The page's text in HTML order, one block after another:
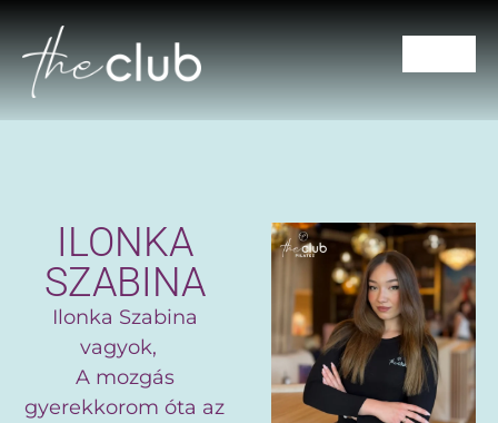
ILONKA
SZABINA
Ilonka Szabina
vagyok,
A mozgás
gyerekkorom óta az